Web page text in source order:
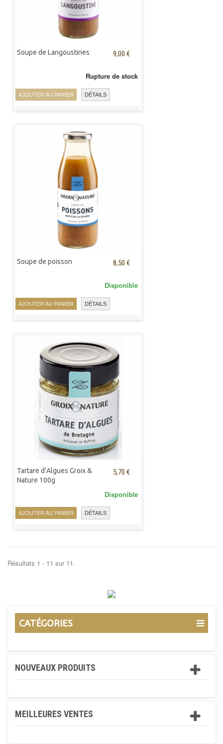
Soupe de Langoustines 9,00 €
AJOUTER AU PANIER DÉTAILS
Rupture de stock
Soupe de poisson 8,50 €
AJOUTER AU PANIER DÉTAILS
Disponible
Tartare d’Algues Groix &
Nature 100g
5,70 €
AJOUTER AU PANIER DÉTAILS
Disponible
Résultats 1 - 11 sur 11.
CATÉGORIES
NOUVEAUX PRODUITS
MEILLEURES VENTES